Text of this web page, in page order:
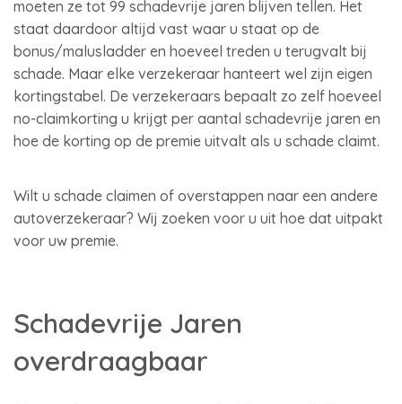
moeten ze tot 99 schadevrije jaren blijven tellen. Het
staat daardoor altijd vast waar u staat op de
bonus/malusladder en hoeveel treden u terugvalt bij
schade. Maar elke verzekeraar hanteert wel zijn eigen
kortingstabel. De verzekeraars bepaalt zo zelf hoeveel
no-claimkorting u krijgt per aantal schadevrije jaren en
hoe de korting op de premie uitvalt als u schade claimt.
Wilt u schade claimen of overstappen naar een andere
autoverzekeraar? Wij zoeken voor u uit hoe dat uitpakt
voor uw premie.
Schadevrije Jaren
overdraagbaar